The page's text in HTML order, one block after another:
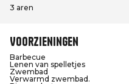
3 aren
Voorzieningen
Barbecue
Lenen van spelletjes
Zwembad
Verwarmd zwembad.